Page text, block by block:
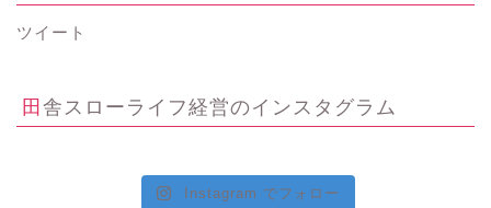
ツイート
田舎スローライフ経営のインスタグラム
Instagram でフォロー